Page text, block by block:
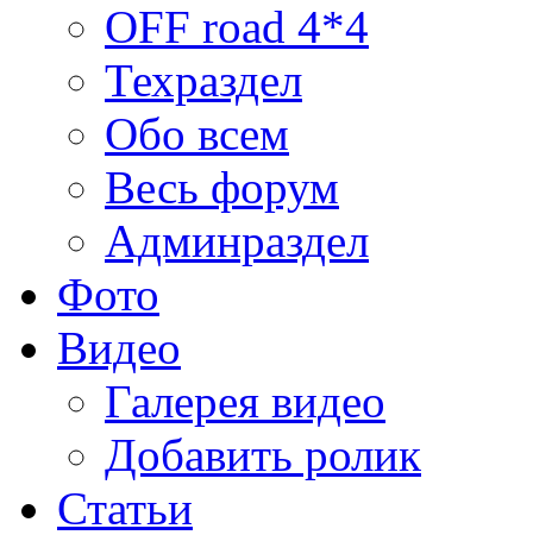
OFF road 4*4
Техраздел
Обо всем
Весь форум
Админраздел
Фото
Видео
Галерея видео
Добавить ролик
Статьи